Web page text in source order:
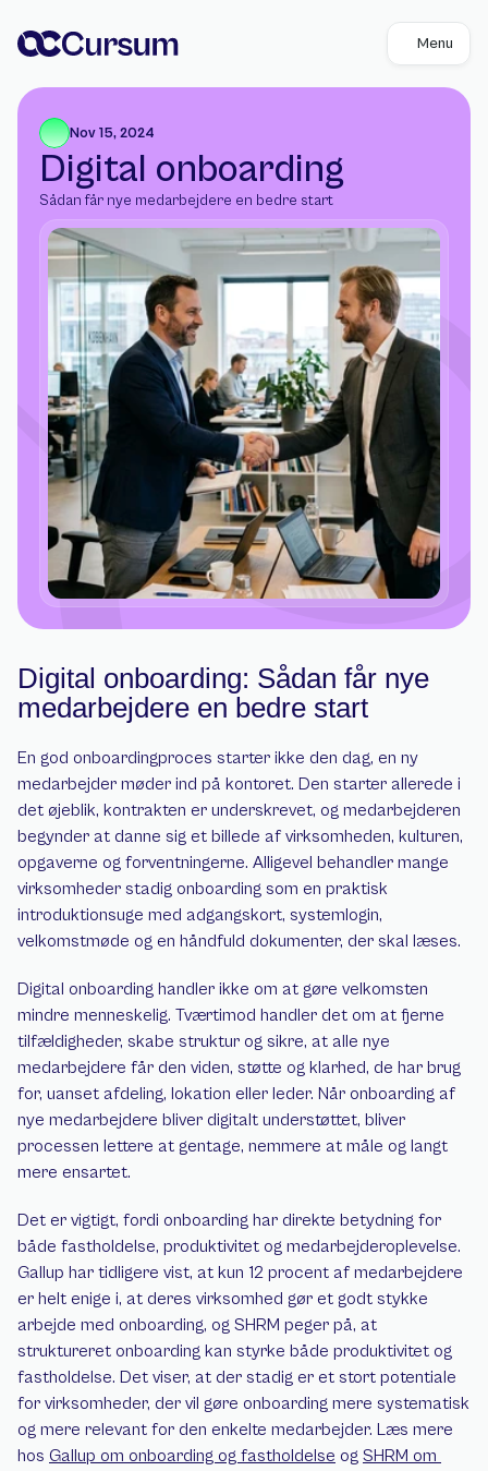
Nov 15, 2024
Digital onboarding
Sådan får nye medarbejdere en bedre start
Digital onboarding: Sådan får nye
medarbejdere en bedre start
En god onboardingproces starter ikke den dag, en ny
medarbejder møder ind på kontoret. Den starter allerede i
det øjeblik, kontrakten er underskrevet, og medarbejderen
begynder at danne sig et billede af virksomheden, kulturen,
opgaverne og forventningerne. Alligevel behandler mange
virksomheder stadig onboarding som en praktisk
introduktionsuge med adgangskort, systemlogin,
velkomstmøde og en håndfuld dokumenter, der skal læses.
Digital onboarding handler ikke om at gøre velkomsten
mindre menneskelig. Tværtimod handler det om at fjerne
tilfældigheder, skabe struktur og sikre, at alle nye
medarbejdere får den viden, støtte og klarhed, de har brug
for, uanset afdeling, lokation eller leder. Når onboarding af
nye medarbejdere bliver digitalt understøttet, bliver
processen lettere at gentage, nemmere at måle og langt
mere ensartet.
Det er vigtigt, fordi onboarding har direkte betydning for
både fastholdelse, produktivitet og medarbejderoplevelse.
Gallup har tidligere vist, at kun 12 procent af medarbejdere
er helt enige i, at deres virksomhed gør et godt stykke
arbejde med onboarding, og SHRM peger på, at
struktureret onboarding kan styrke både produktivitet og
fastholdelse. Det viser, at der stadig er et stort potentiale
for virksomheder, der vil gøre onboarding mere systematisk
og mere relevant for den enkelte medarbejder. Læs mere
hos Gallup om onboarding og fastholdelse og SHRM om
Menu